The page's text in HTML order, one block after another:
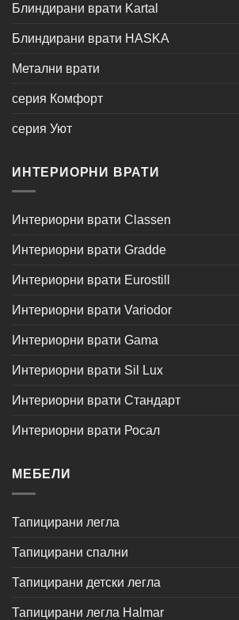
Блиндирани врати Kartal
Блиндирани врати HASKA
Метални врати
серия Комфорт
серия Уют
ИНТЕРИОРНИ ВРАТИ
Интериорни врати Classen
Интериорни врати Gradde
Интериорни врати Eurostill
Интериорни врати Variodor
Интериорни врати Gama
Интериорни врати Sil Lux
Интериорни врати Стандарт
Интериорни врати Росал
МЕБЕЛИ
Тапицирани легла
Тапицирани спални
Тапицирани детски легла
Тапицирани легла Halmar